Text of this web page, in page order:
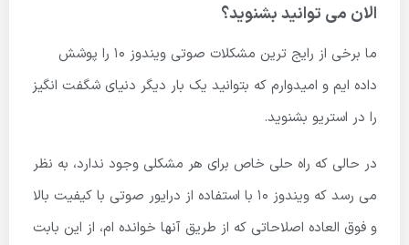
الان می توانید بشنوید؟
ما برخی از رایج ترین مشکلات صوتی ویندوز 10 را پوشش
داده ایم و امیدوارم که بتوانید یک بار دیگر دنیای شگفت انگیز
را در استریو بشنوید.
در حالی که راه حلی خاص برای هر مشکلی وجود ندارد، به نظر
می رسد که ویندوز 10 با استفاده از درایور صوتی با کیفیت بالا
و فوق العاده اصلاحاتی که از طریق آنها خوانده ام، از این بابت